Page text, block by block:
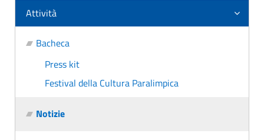
Attività
Bacheca
Press kit
Festival della Cultura Paralimpica
Notizie